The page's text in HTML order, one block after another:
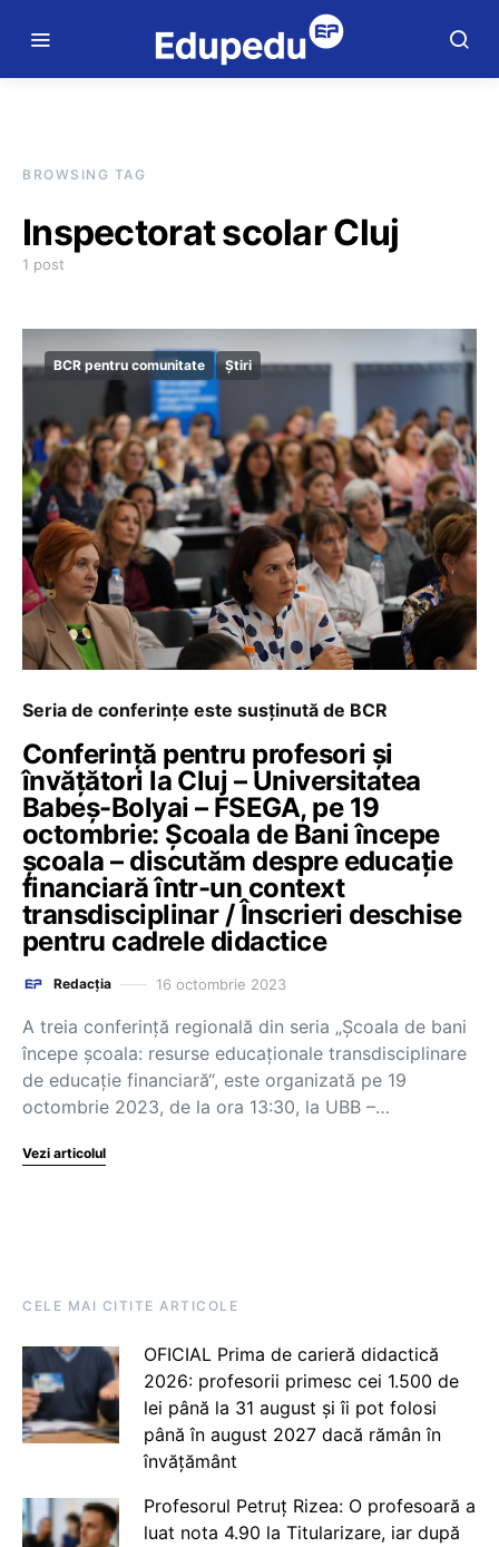
BROWSING TAG
Inspectorat scolar Cluj
1 post
BCR pentru comunitate Știri
Seria de conferințe este susținută de BCR
Conferință pentru profesori și
învățători la Cluj – Universitatea
Babeș-Bolyai – FSEGA, pe 19
octombrie: Școala de Bani începe
școala – discutăm despre educație
financiară într-un context
transdisciplinar / Înscrieri deschise
pentru cadrele didactice
Redacția 16 octombrie 2023
A treia conferință regională din seria „Școala de bani
începe școala: resurse educaționale transdisciplinare
de educație financiară“, este organizată pe 19
octombrie 2023, de la ora 13:30, la UBB –…
Vezi articolul
CELE MAI CITITE ARTICOLE
OFICIAL Prima de carieră didactică
2026: profesorii primesc cei 1.500 de
lei până la 31 august și îi pot folosi
până în august 2027 dacă rămân în
învățământ
Profesorul Petruț Rizea: O profesoară a
luat nota 4.90 la Titularizare, iar după